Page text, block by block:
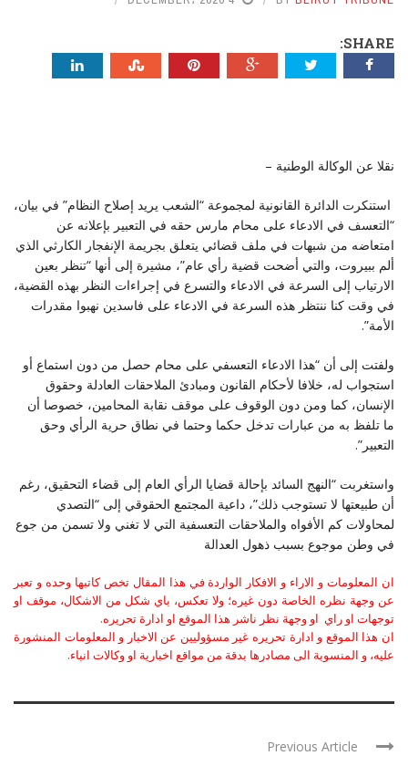
SHARE:
نقلا عن الوكالة الوطنية –
استنكرت الدائرة القانونية لمجموعة “الشعب يريد إصلاح النظام” في بيان،
“التعسف في الادعاء على محام مارس حقه في التعبير بإعلانه عن
امتعاضه من شبهات في ملف قضائي يتعلق بجريمة الإنفجار الكارثي الذي
ألم ببيروت، والتي أضحت قضية رأي عام”، مشيرة إلى أنها “تنظر بعين
الارتياب إلى السرعة في الادعاء والتسرع في إجراءات النظر بهذه القضية،
في وقت كنا ننتظر هذه السرعة في الادعاء على فاسدين نهبوا مقدرات
الأمة”.
ولفتت إلى أن “هذا الادعاء التعسفي على محام حصل من دون استماع أو
استجواب له، خلافا لأحكام القانون ومبادئ الملاحقات العادلة وحقوق
الإنسان، كما ومن دون الوقوف على موقف نقابة المحامين، خصوصا أن
ما تلفظ به من عبارات تدخل حكما وحتما في نطاق حرية الرأي وحق
التعبير”.
واستغربت “النهج السائد بإحالة قضايا الرأي العام إلى قضاء التحقيق، رغم
أن طبيعتها لا تستوجب ذلك”، داعية المجتمع الحقوقي إلى “التصدي
لمحاولات كم الأفواه والملاحقات التعسفية التي لا تغني ولا تسمن من جوع
في وطن موجوع بسبب ذهول العدالة
ان المعلومات و الاراء و الافكار الواردة في هذا المقال تخص كاتبها وحده و تعبر
عن وجهة نظره الخاصة دون غيره؛ ولا تعكس، باي شكل من الاشكال، موقف او
توجهات او راي او وجهة نظر ناشر هذا الموقع او ادارة تحريره.
ان هذا الموقع و ادارة تحريره غير مسؤوليين عن الاخبار و المعلومات المنشورة
عليه، و المنسوبة الى مصادرها بدقة من مواقع اخبارية او وكالات انباء.
Previous Article